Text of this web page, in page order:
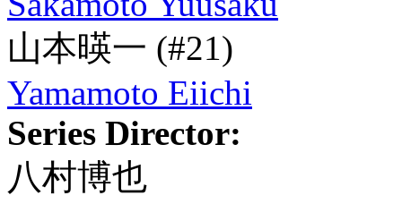
山本暎一 (#21)
Yamamoto Eiichi
Series Director:
八村博也